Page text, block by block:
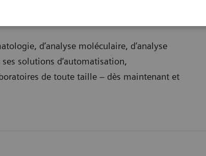
d’analyse moléculaire, d’analyse
ses solutions d’automatisation,
de toute taille – dès maintenant et